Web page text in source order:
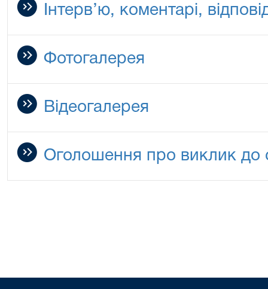
Інтерв’ю, коментарі,
Фотогалерея
Відеогалерея
Оголошення про виклик до